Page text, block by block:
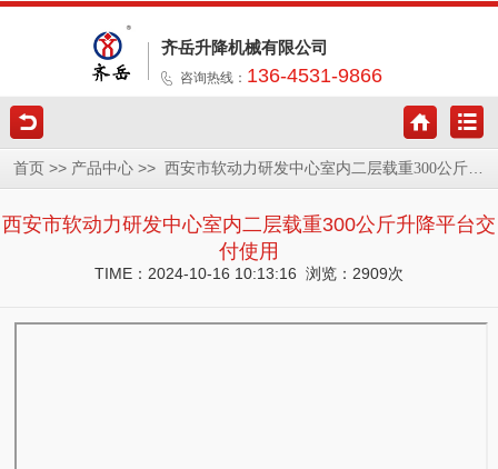
齐岳升降机械有限公司
咨询热线： 136-4531-9866
首页 >> 产品中心 >> 西安市软动力研发中心室内二层载重300公斤升降平台交付使用
西安市软动力研发中心室内二层载重300公斤升降平台交
付使用
TIME：2024-10-16 10:13:16 浏览：2909次